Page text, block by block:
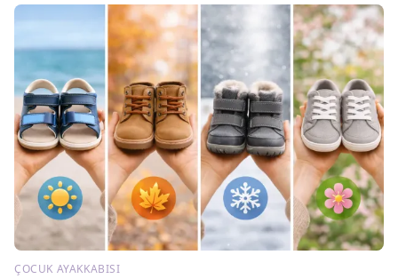
ÇOCUK AYAKKABISI